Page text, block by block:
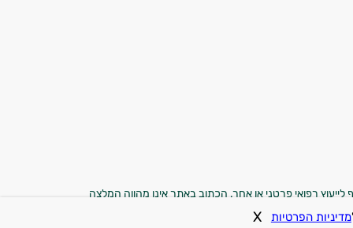
רפואי פרטני או אחר. הכתוב באתר אינו מהווה המלצה
התמונות באתר הן להמחשה בלבד.
מדיניות הפרטיות X